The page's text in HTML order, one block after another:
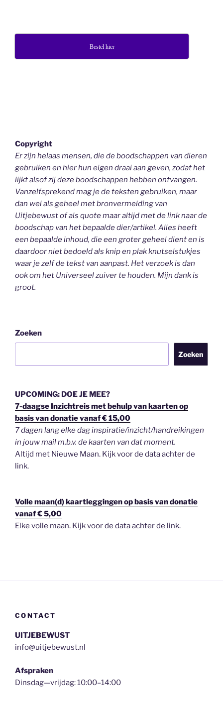
Bestel hier
Copyright
Er zijn helaas mensen, die de boodschappen van dieren
gebruiken en hier hun eigen draai aan geven, zodat het
lijkt alsof zij deze boodschappen hebben ontvangen.
Vanzelfsprekend mag je de teksten gebruiken, maar
dan wel als geheelmet bronvermelding van
Uitjebewustof als quote maar altijd met de link naar de
boodschap van het bepaalde dier/artikel. Alles heeft
een bepaalde inhoud, die een groter geheel dient en is
daardoor niet bedoeld als knip en plak knutselstukjes
waar je zelf de tekst van aanpast. Het verzoek is dan
ook om het Universeel zuiver te houden. Mijn dank is
groot.
Zoeken
Zoeken
UPCOMING: DOE JE MEE?
7-daagse Inzichtreis met behulp van kaarten op
basis van donatie vanaf € 15,00
7 dagen lang elke dag inspiratie/inzicht/handreikingen
in jouw mail m.b.v. de kaarten van dat moment.
Altijd met Nieuwe Maan. Kijk voor de data achter de
link.
Volle maan(d) kaartleggingen op basis van donatie
vanaf € 5,00
Elke volle maan. Kijk voor de data achter de link.
CONTACT
UITJEBEWUST
info@uitjebewust.nl
Afspraken
Dinsdag—vrijdag: 10:00–14:00